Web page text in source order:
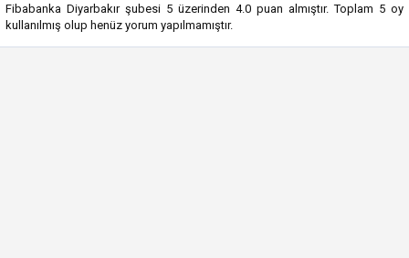
Fibabanka Diyarbakır şubesi 5 üzerinden 4.0 puan almıştır. Toplam 5 oy
kullanılmış olup henüz yorum yapılmamıştır.